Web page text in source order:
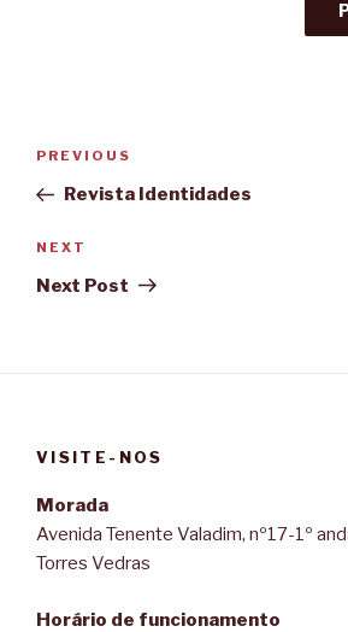
Post
Previous
Post
PREVIOUS
Revista Identidades
Next
Post
NEXT
Next Post
VISITE-NOS
Morada
Avenida Tenente Valadim, nº17-1º
Torres Vedras
Horário de funcionamento